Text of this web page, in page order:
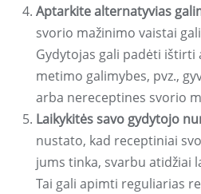
Aptarkite alternatyvias
svorio mažinimo vaistai
Gydytojas gali padėti ištirti
metimo galimybes, pvz.,
arba nereceptines svorio
Laikykitės savo gydytojo
nustato, kad receptiniai
jums tinka, svarbu atidžiai
Tai gali apimti reguliarias